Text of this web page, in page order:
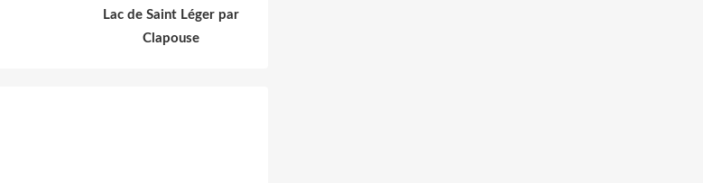
Lac de Saint Léger par
Clapouse